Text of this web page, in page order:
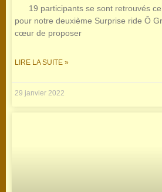
19 participants se sont retrouvés ce
pour notre deuxième Surprise ride Ô
cœur de proposer
LIRE LA SUITE »
29 janvier 2022